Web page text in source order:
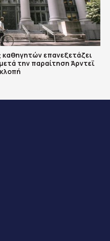
καθηγητών επανεξετάζει
την παραίτηση Άρντεϊ